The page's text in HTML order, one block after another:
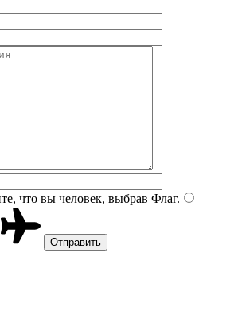
что вы человек, выбрав Флаг.